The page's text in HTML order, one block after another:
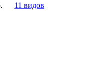
11 видов